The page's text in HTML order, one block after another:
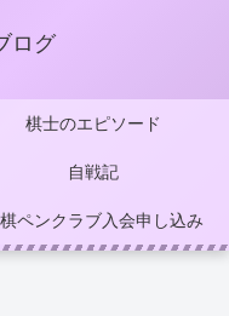
ログ
棋士のエピソード
自戦記
ペンクラブ入会申し込み